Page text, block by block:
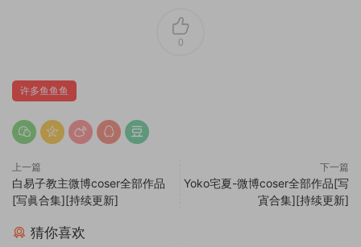
0
许多鱼鱼鱼
上一篇
白易子教主微博coser全部作品
[写眞合集][持续更新]
下一篇
Yoko宅夏-微博coser全部作品[写
寊合集][持续更新]
猜你喜欢